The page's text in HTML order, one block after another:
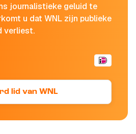
journalistieke geluid te
u dat WNL zijn publieke
verliest.
lid van WNL